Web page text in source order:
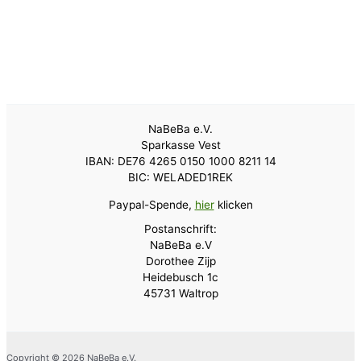
NaBeBa e.V.
Sparkasse Vest
IBAN: DE76 4265 0150 1000 8211 14
BIC: WELADED1REK
Paypal-Spende, hierklicken
Postanschrift:
NaBeBa e.V
Dorothee Zijp
Heidebusch 1c
45731 Waltrop
Copyright © 2026 NaBeBa e.V.